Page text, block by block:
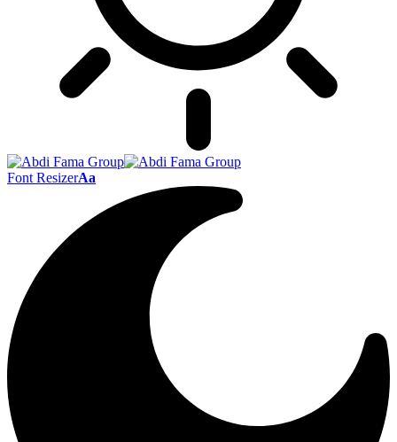
Font ResizerAa